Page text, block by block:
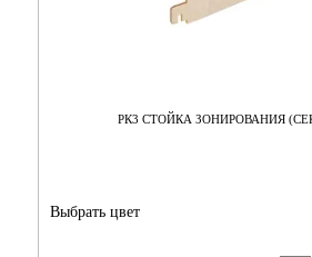
РК3 СТОЙКА ЗОНИРОВАНИЯ
Выбрать цвет